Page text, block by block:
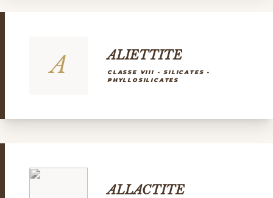
A ALIETTITE
CLASSE VIII - SILICATES -
PHYLLOSILICATES
ALLACTITE